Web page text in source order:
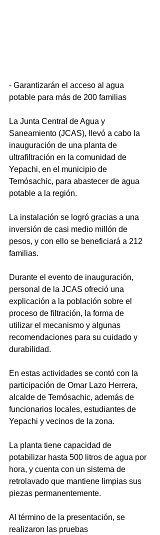
- Garantizarán el acceso al agua
potable para más de 200 familias
La Junta Central de Agua y
Saneamiento (JCAS), llevó a cabo la
inauguración de una planta de
ultrafiltración en la comunidad de
Yepachi, en el municipio de
Temósachic, para abastecer de agua
potable a la región.
La instalación se logró gracias a una
inversión de casi medio millón de
pesos, y con ello se beneficiará a 212
familias.
Durante el evento de inauguración,
personal de la JCAS ofreció una
explicación a la población sobre el
proceso de filtración, la forma de
utilizar el mecanismo y algunas
recomendaciones para su cuidado y
durabilidad.
En estas actividades se contó con la
participación de Omar Lazo Herrera,
alcalde de Temósachic, además de
funcionarios locales, estudiantes de
Yepachi y vecinos de la zona.
La planta tiene capacidad de
potabilizar hasta 500 litros de agua por
hora, y cuenta con un sistema de
retrolavado que mantiene limpias sus
piezas permanentemente.
Al término de la presentación, se
realizaron las pruebas